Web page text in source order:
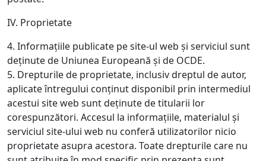
IV. Proprietate
4. Informațiile publicate pe site-ul web și serviciul sunt
deținute de Uniunea Europeană și de OCDE.
5. Drepturile de proprietate, inclusiv dreptul de autor,
aplicate întregului conținut disponibil prin intermediul
acestui site web sunt deținute de titularii lor
corespunzători. Accesul la informațiile, materialul și
serviciul site-ului web nu conferă utilizatorilor nicio
proprietate asupra acestora. Toate drepturile care nu